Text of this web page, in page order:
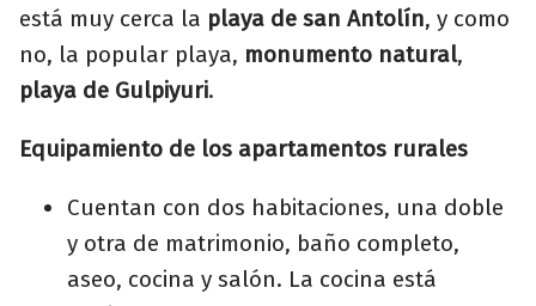
está muy cerca la playa de san Antolín, y como
no, la popular playa, monumento natural,
playa de Gulpiyuri.
Equipamiento de los apartamentos rurales
Cuentan con dos habitaciones, una doble
y otra de matrimonio, baño completo,
aseo, cocina y salón. La cocina está